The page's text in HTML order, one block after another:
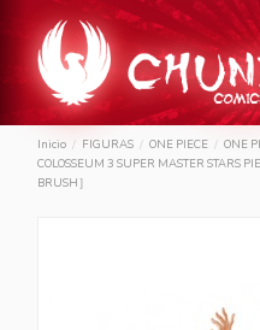
Inicio FIGURAS ONE PIECE
ONE
COLOSSEUM 3 SUPER MASTER STARS
BRUSH］